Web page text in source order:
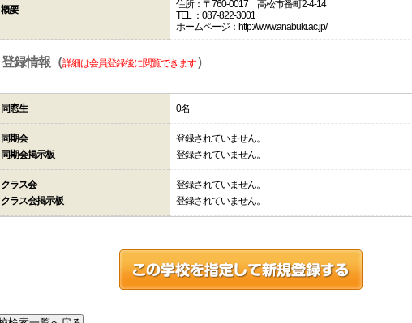
概要
住所：〒760-0017 高松市番町2-4-14
TEL ：087-822-3001
ホームページ：http://www.anabuki.ac.jp/
登録情報（詳細は会員登録後に閲覧できます）
同窓生 0名
同期会
同期会掲示板
登録されていません。
登録されていません。
クラス会
クラス会掲示板
登録されていません。
登録されていません。